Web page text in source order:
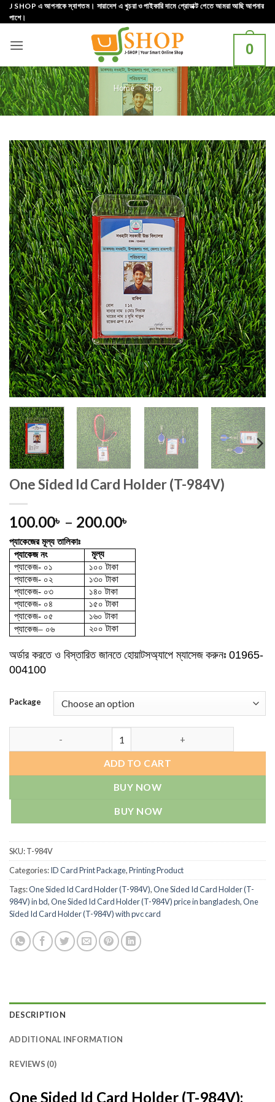
Skip
to
J SHOP এ আপনাকে স্বাগতম। সারাদেশ এ খুচরা ও পাইকারি দামে প্রোডাক্ট পেতে আমরা আছি আপনার
পাশে।
0
Home » Shop
One Sided Id Card Holder (T-984V)
100.00৳ – 200.00৳
100.00৳
through
200.00৳
প্যাকেজের মূল্য তালিকাঃ
প্যাকেজ নং
মূল্য
প্যাকেজ- ০১
১০০ টাকা
প্যাকেজ- ০২
১৩০ টাকা
প্যাকেজ- ০৩
১৪০ টাকা
প্যাকেজ- ০৪
১৫০ টাকা
প্যাকেজ- ০৫
১৬০ টাকা
প্যাকেজ– ০৬ ২০০ টাকা
অর্ডার করতে ও বিস্তারিত জানতে হোয়াটসঅ্যাপে ম্যাসেজ করুনঃ 01965-
004100
Package
ADD TO CART
BUY NOW
BUY NOW
SKU:T-984V
Categories:ID Card Print Package,Printing Product
Tags:One Sided Id Card Holder (T-984V),One Sided Id Card Holder (T-
984V) in bd,One Sided Id Card Holder (T-984V) price in bangladesh,One
Sided Id Card Holder (T-984V) with pvc card
DESCRIPTION
ADDITIONAL INFORMATION
REVIEWS (0)
One Sided Id Card Holder (T-984V):